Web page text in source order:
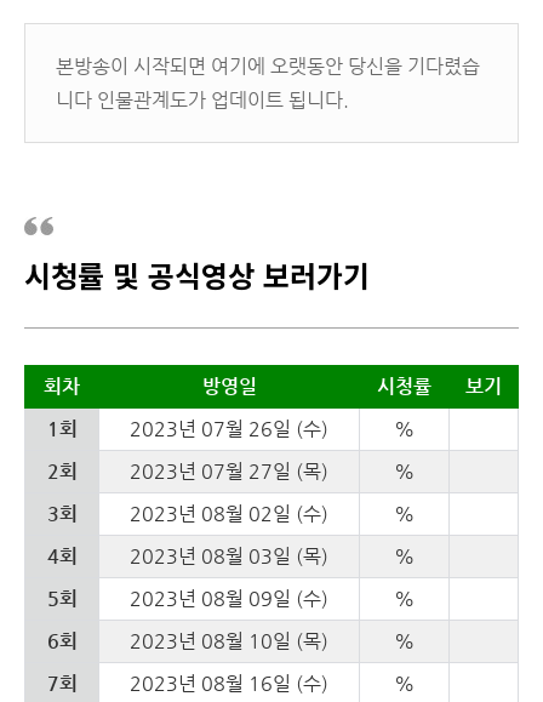
본방송이 시작되면 여기에 오랫동안 당신을 기다렸습
니다 인물관계도가 업데이트 됩니다.
시청률 및 공식영상 보러가기
회차 방영일 시청률
보기
1회
2023년 07월 26일 (수)
%
2회
2023년 07월 27일 (목)
%
3회
2023년 08월 02일 (수)
%
4회
2023년 08월 03일 (목)
%
5회
2023년 08월 09일 (수)
%
6회
2023년 08월 10일 (목)
%
7회
2023년 08월 16일 (수) %